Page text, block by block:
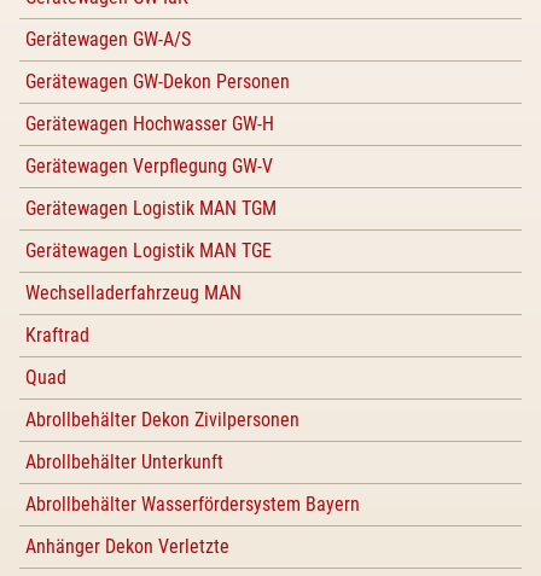
Gerätewagen GW-A/S
Gerätewagen GW-Dekon Personen
Gerätewagen Hochwasser GW-H
Gerätewagen Verpflegung GW-V
Gerätewagen Logistik MAN TGM
Gerätewagen Logistik MAN TGE
Wechselladerfahrzeug MAN
Kraftrad
Quad
Abrollbehälter Dekon Zivilpersonen
Abrollbehälter Unterkunft
Abrollbehälter Wasserfördersystem Bayern
Anhänger Dekon Verletzte